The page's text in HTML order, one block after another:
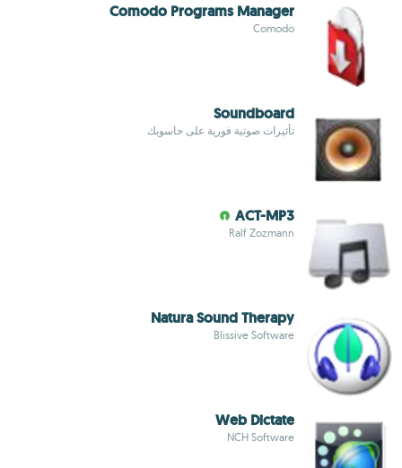
Comodo Programs Manager
Comodo
Soundboard
تأثيرات صوتية فورية على حاسوبك
ACT-MP3
Ralf Zozmann
Natura Sound Therapy
Blissive Software
Web Dictate
NCH Software